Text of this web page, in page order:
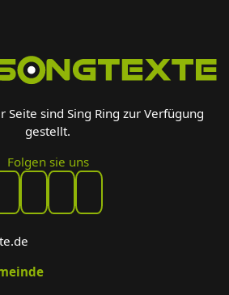
Seite sind Sing Ring zur Verfügung
gestellt.
Folgen sie uns